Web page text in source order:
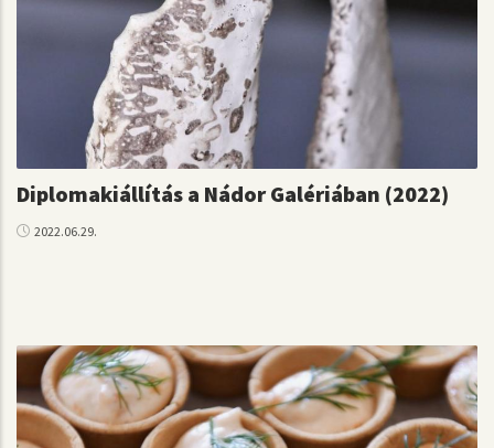
Diplomakiállítás a Nádor Galériában (2022)
2022.06.29.